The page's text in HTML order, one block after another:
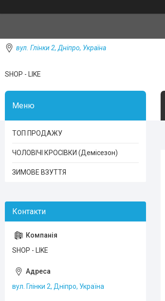
вул. Глінки 2, Дніпро, Україна
SHOP - LIKE
ТОП ПРОДАЖУ
ЧОЛОВІЧІ КРОСІВКИ (Демісезон)
ЗИМОВЕ ВЗУТТЯ
SHOP - LIKE
вул. Глінки 2, Дніпро, Україна